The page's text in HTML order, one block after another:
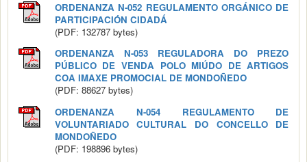
ORDENANZA N-052 REGULAMENTO ORGÁNICO DE
PARTICIPACIÓN CIDADÁ
(PDF: 132787 bytes)
ORDENANZA N-053 REGULADORA DO PREZO
PÚBLICO DE VENDA POLO MIÚDO DE ARTIGOS
COA IMAXE PROMOCIAL DE MONDOÑEDO
(PDF: 88627 bytes)
ORDENANZA N-054 REGULAMENTO DE
VOLUNTARIADO CULTURAL DO CONCELLO DE
MONDOÑEDO
(PDF: 198896 bytes)